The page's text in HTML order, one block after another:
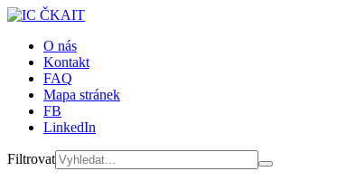
O nás
Kontakt
FAQ
Mapa stránek
FB
LinkedIn
Filtrovat